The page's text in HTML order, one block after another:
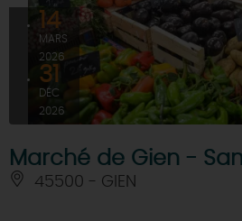
14
MARS
2026
31
DÉC
2026
Marché de Gien -
45500 - GIEN